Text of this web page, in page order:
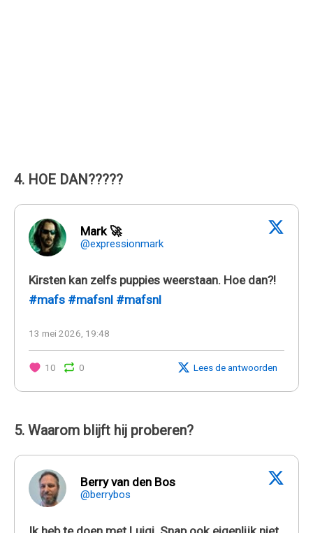
4. HOE DAN?????
Mark 🚀
@expressionmark
Kirsten kan zelfs puppies weerstaan. Hoe dan?!
#mafs #mafsnl #mafsnl
13 mei 2026, 19:48
10 0 Lees de antwoorden
5. Waarom blijft hij proberen?
Berry van den Bos
@berrybos